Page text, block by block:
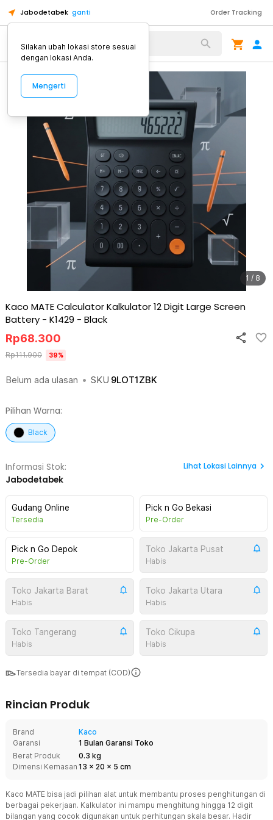
Jabodetabek ganti Order Tracking
Alat Kopi
1 / 8
Kaco MATE Calculator Kalkulator 12 Digit Large Screen
Battery - K1429 - Black
Belum ada ulasan • SKU 9LOT1ZBK
Rp68.300
Rp111.900 39%
Pilihan Warna:
Black
Informasi Stok:
Jabodetabek
Lihat Lokasi Lainnya
Gudang Online
Tersedia
Pick n Go Bekasi
Pre-Order
Pick n Go Depok
Pre-Order
Toko Jakarta Pusat
Habis
Toko Jakarta Barat
Habis
Toko Jakarta Utara
Habis
Toko Tangerang
Habis
Toko Cikupa
Habis
Tersedia bayar di tempat (COD)
Rincian Produk
Brand
Kaco
Garansi
1 Bulan Garansi Toko
Berat Produk
0.3 kg
Dimensi Kemasan 13 x 20 x 5 cm
Kaco MATE bisa jadi pilihan alat untuk membantu proses penghitungan di
berbagai pekerjaan. Kalkulator ini mampu menghitung hingga 12 digit
bilangan yang cocok digunakan untuk perhitungan skala besar. Hadir
Silakan ubah lokasi store sesuai
dengan lokasi Anda.
Mengerti